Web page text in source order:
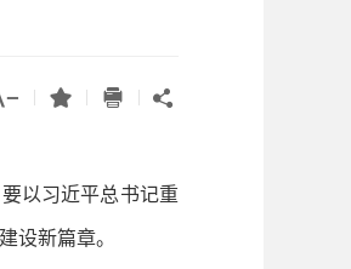
  
以习近平总书记重
设新篇章。